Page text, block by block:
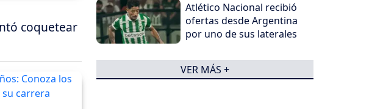
coquetear
Atlético Nacional recibió
ofertas desde Argentina
por uno de sus laterales
VER MÁS +